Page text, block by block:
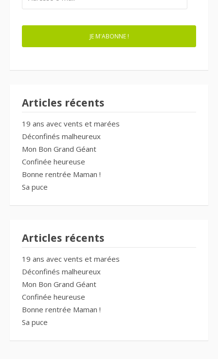
MAIL
JE M'ABONNE !
Articles récents
19 ans avec vents et marées
Déconfinés malheureux
Mon Bon Grand Géant
Confinée heureuse
Bonne rentrée Maman !
Sa puce
Articles récents
19 ans avec vents et marées
Déconfinés malheureux
Mon Bon Grand Géant
Confinée heureuse
Bonne rentrée Maman !
Sa puce